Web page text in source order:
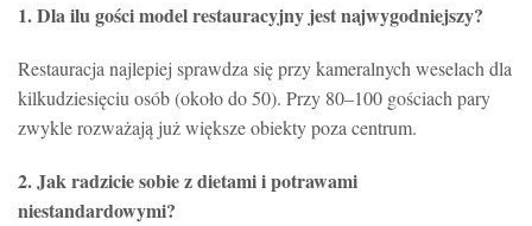
1. Dla ilu gości model restauracyjny jest najwygodniejszy?
Restauracja najlepiej sprawdza się przy kameralnych weselach dla
kilkudziesięciu osób (około do 50). Przy 80–100 gościach pary
zwykle rozważają już większe obiekty poza centrum.
2. Jak radzicie sobie z dietami i potrawami
niestandardowymi?